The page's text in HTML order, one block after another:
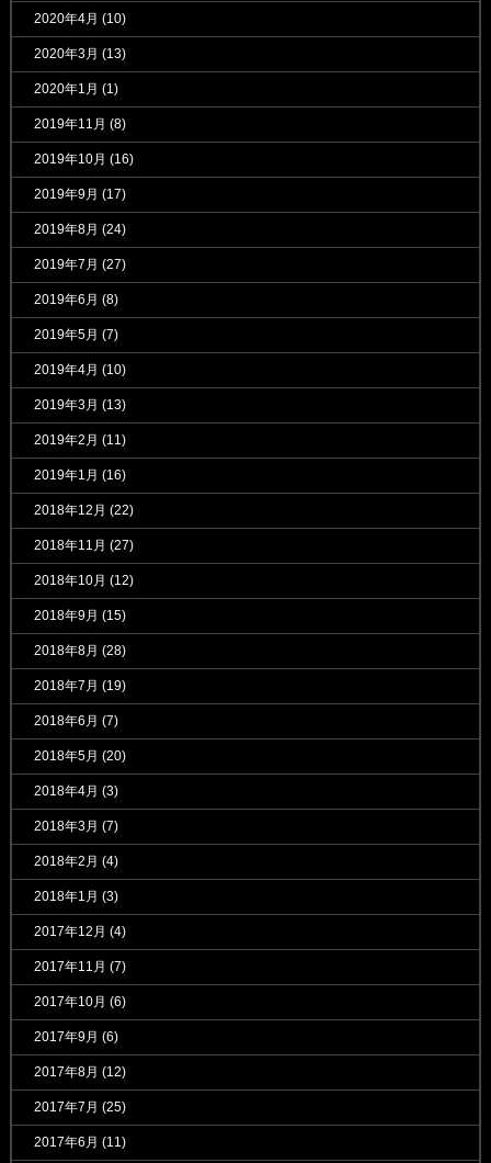
2020年4月 (10)
2020年3月 (13)
2020年1月 (1)
2019年11月 (8)
2019年10月 (16)
2019年9月 (17)
2019年8月 (24)
2019年7月 (27)
2019年6月 (8)
2019年5月 (7)
2019年4月 (10)
2019年3月 (13)
2019年2月 (11)
2019年1月 (16)
2018年12月 (22)
2018年11月 (27)
2018年10月 (12)
2018年9月 (15)
2018年8月 (28)
2018年7月 (19)
2018年6月 (7)
2018年5月 (20)
2018年4月 (3)
2018年3月 (7)
2018年2月 (4)
2018年1月 (3)
2017年12月 (4)
2017年11月 (7)
2017年10月 (6)
2017年9月 (6)
2017年8月 (12)
2017年7月 (25)
2017年6月 (11)